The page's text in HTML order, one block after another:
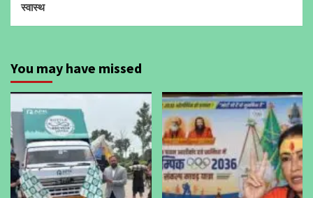
स्वास्थ
You may have missed